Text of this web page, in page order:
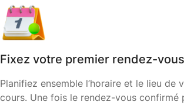
Fixez votre premier rendez-vous
Planifiez ensemble l’horaire et le lieu de
cours. Une fois le rendez-vous confirmé